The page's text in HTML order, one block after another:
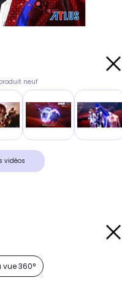
neuf
vidéos
vue 360°